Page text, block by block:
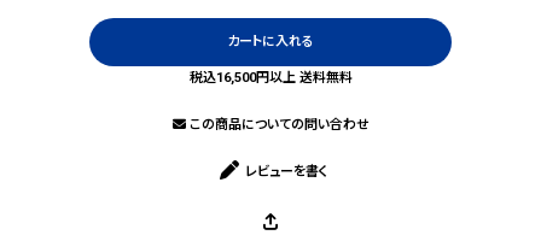
カートに入れる
税込16,500円以上 送料無料
この商品についての問い合わせ
レビューを書く